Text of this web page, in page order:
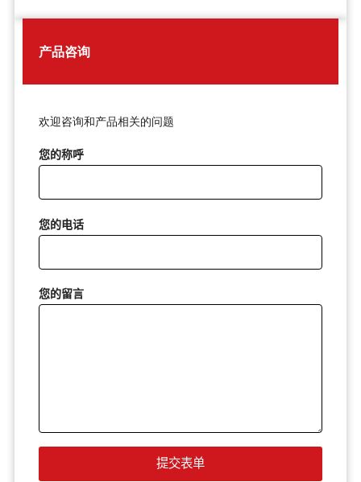
产品咨询
欢迎咨询和产品相关的问题
您的称呼
您的电话
您的留言